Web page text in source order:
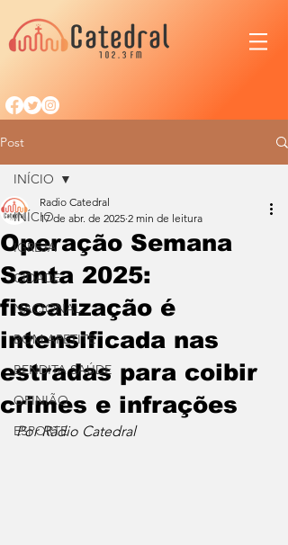
Post
INÍCIO
IGREJA
CIDADE
NACIONAL
BOM APETITE
BENDITA SAÚDE
OPINIÃO
ESPORTE
INÍCIO
Operação Semana
Santa 2025:
fiscalização é
intensificada nas
estradas para coibir
crimes e infrações
Radio Catedral
17 de abr. de 2025 2 min de leitura
Por Rádio Catedral